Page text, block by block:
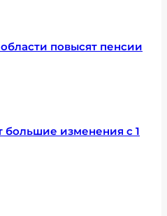
повысят пенсии
изменения с 1